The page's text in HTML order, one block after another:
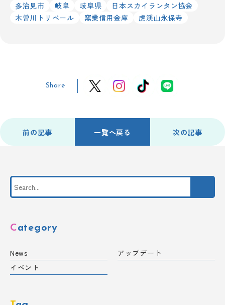
多治見市
岐阜 岐阜県
日本スカイランタン協会
木曽川トリベール
窯業信用金庫 虎渓山永保寺
Share
前の記事 一覧へ戻る 次の記事
Category
News
アップデート
イベント